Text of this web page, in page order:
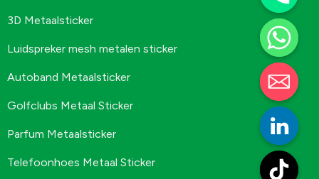
3D Metaalsticker
Luidspreker mesh metalen sticker
Autoband Metaalsticker
Golfclubs Metaal Sticker
Parfum Metaalsticker
Telefoonhoes Metaal Sticker